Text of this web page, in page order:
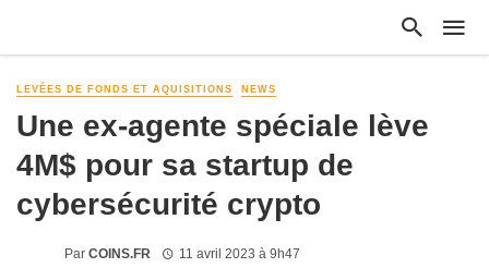
LEVÉES DE FONDS ET AQUISITIONS NEWS
Une ex-agente spéciale lève
4M$ pour sa startup de
cybersécurité crypto
Par COINS.FR 11 avril 2023 à 9h47